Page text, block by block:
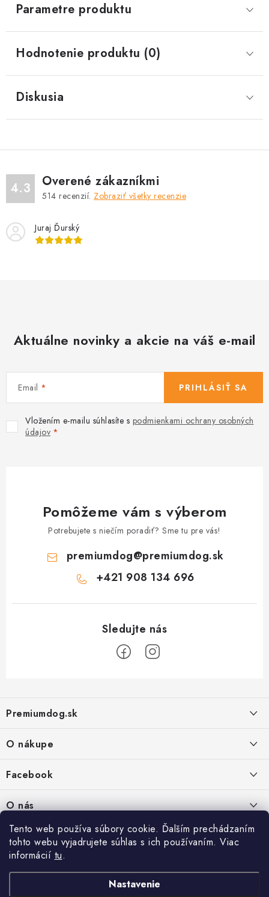
Tento web používa súbory cookie. Ďalším prechádzaním
tohto webu vyjadrujete súhlas s ich používaním. Viac
informácií tu.
Nastavenie
Parametre produktu
Hodnotenie produktu (0)
Diskusia
4.3 Overené zákazníkmi
514 recenzií. Zobraziť všetky recenzie
Juraj Ďurský
Aktuálne novinky a akcie na váš e-mail
Email
Vložením e-mailu súhlasíte s podmienkami ochrany osobných
údajov
PRIHLÁSIŤ SA
Pomôžeme vám s výberom
Potrebujete s niečím poradiť? Sme tu pre vás!
premiumdog@premiumdog.sk
+421 908 134 696
p
ä
Premiumdog.sk
PREDAJŇA:
Petőfiho 65
Štúrovo 943 01
Po-Pia - 8:00-18:00
O nákupe
Ochrana osobných údajov
Vrátanie tovaru
Reklamácie
Facebook
O nás
Kontakty
Prečo nakúpiť u nás
Predajňa